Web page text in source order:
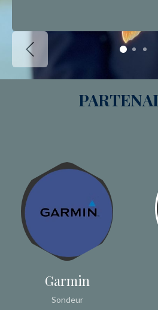
Précédent
Garmin
Sondeur